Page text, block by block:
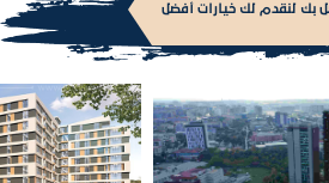
بك لنقدم لك خيارات أفضل